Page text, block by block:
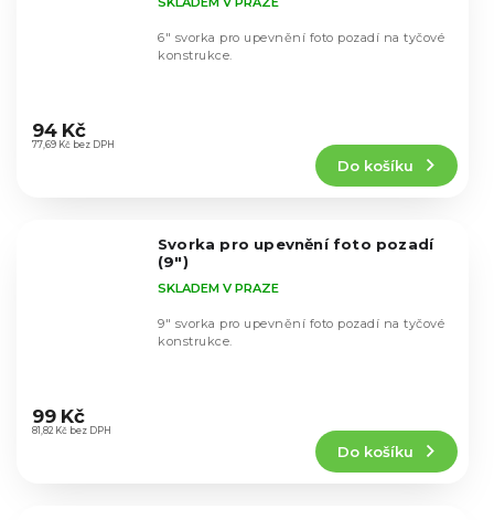
hodnocení
produktu
77,69 Kč bez DPH
94 Kč
Do košíku
6" svorka pro upevnění foto pozadí na tyčové
konstrukce.
Svorka pro upevnění foto pozadí
(9")
hodnocení
produktu
SKLADEM V PRAZE
81,82 Kč bez DPH
99 Kč
Do košíku
9" svorka pro upevnění foto pozadí na tyčové
konstrukce.